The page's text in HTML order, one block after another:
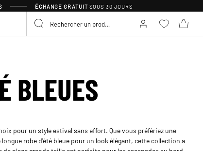
ÉCHANGE GRATUIT SOUS 30 JOURS
BLEUES
pour un style estival sans effort. Que vous préfériez une
robe d'été bleue pour un look élégant, cette collection a